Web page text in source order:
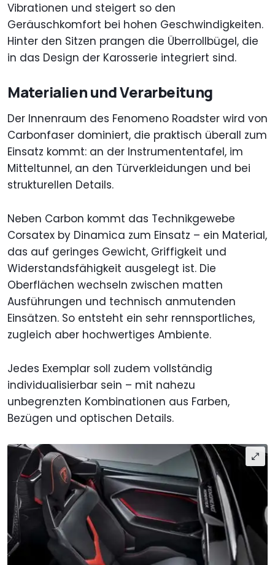
Vibrationen und steigert so den
Geräuschkomfort bei hohen Geschwindigkeiten.
Hinter den Sitzen prangen die Überrollbügel, die
in das Design der Karosserie integriert sind.
Materialien und Verarbeitung
Der Innenraum des Fenomeno Roadster wird von
Carbonfaser dominiert, die praktisch überall zum
Einsatz kommt: an der Instrumententafel, im
Mitteltunnel, an den Türverkleidungen und bei
strukturellen Details.
Neben Carbon kommt das Technikgewebe
Corsatex by Dinamica zum Einsatz – ein Material,
das auf geringes Gewicht, Griffigkeit und
Widerstandsfähigkeit ausgelegt ist. Die
Oberflächen wechseln zwischen matten
Ausführungen und technisch anmutenden
Einsätzen. So entsteht ein sehr rennsportliches,
zugleich aber hochwertiges Ambiente.
Jedes Exemplar soll zudem vollständig
individualisierbar sein – mit nahezu
unbegrenzten Kombinationen aus Farben,
Bezügen und optischen Details.